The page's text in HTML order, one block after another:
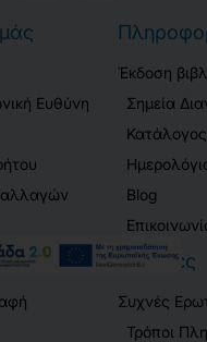
Ευθύνη
Έκδοση
Σημεία
Blog
Πελάτες
Συχνές
Τρόποι